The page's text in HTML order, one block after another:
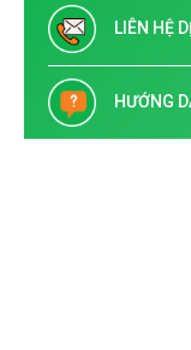
LIÊN HỆ
HƯỚNG